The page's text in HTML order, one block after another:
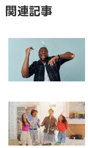
関連記事